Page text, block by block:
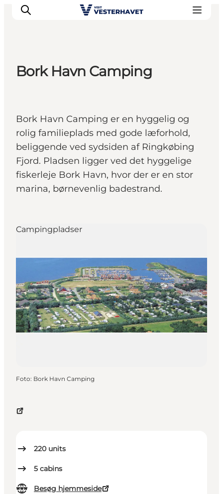
Vores Byer
Mad & Overnatning
Køb billet
Planlæg din ferie
Bork Havn Camping
Bork Havn Camping er en hyggelig og
rolig familieplads med gode læforhold,
beliggende ved sydsiden af Ringkøbing
Fjord. Pladsen ligger ved det hyggelige
fiskerleje Bork Havn, hvor der er en stor
marina, børnevenlig badestrand.
220 units
5 cabins
Besøg hjemmeside
Campingpladser
Foto: Bork Havn Camping